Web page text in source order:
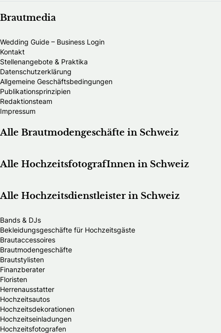
Brautmedia
Wedding Guide – Business Login
Kontakt
Stellenangebote & Praktika
Datenschutzerklärung
Allgemeine Geschäftsbedingungen
Publikationsprinzipien
Redaktionsteam
Impressum
Alle Brautmodengeschäfte in Schweiz
Alle HochzeitsfotografInnen in Schweiz
Alle Hochzeitsdienstleister in Schweiz
Bands & DJs
Bekleidungsgeschäfte für Hochzeitsgäste
Brautaccessoires
Brautmodengeschäfte
Brautstylisten
Finanzberater
Floristen
Herrenausstatter
Hochzeitsautos
Hochzeitsdekorationen
Hochzeitseinladungen
Hochzeitsfotografen